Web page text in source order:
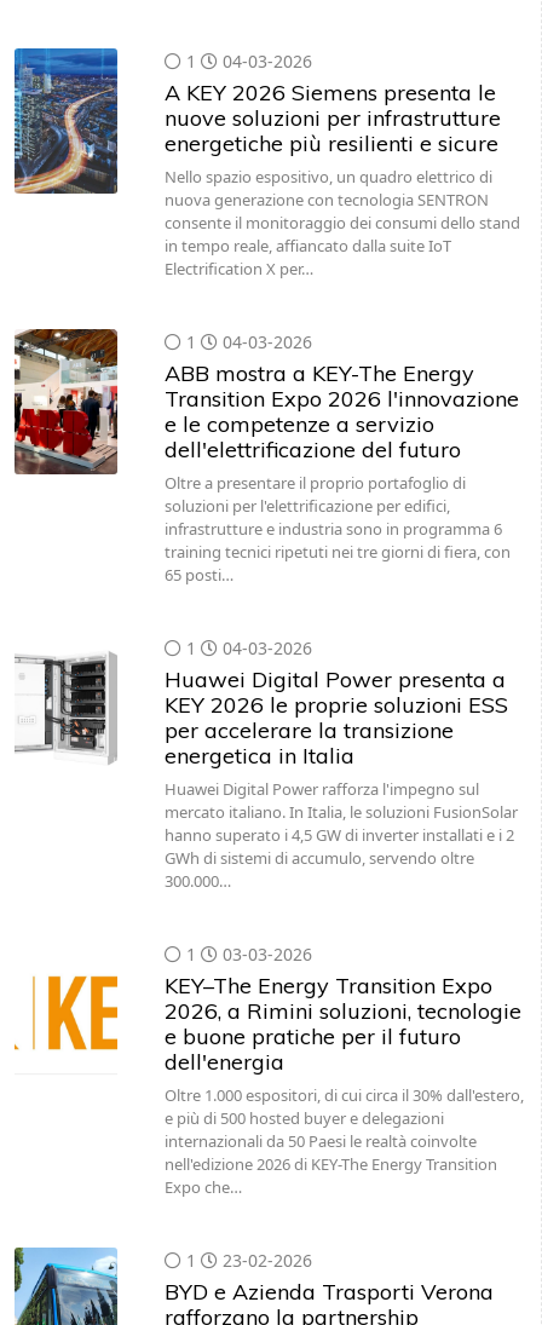
1 04-03-2026
A KEY 2026 Siemens presenta le
nuove soluzioni per infrastrutture
energetiche più resilienti e sicure
Nello spazio espositivo, un quadro elettrico di
nuova generazione con tecnologia SENTRON
consente il monitoraggio dei consumi dello stand
in tempo reale, affiancato dalla suite IoT
Electrification X per…
1 04-03-2026
ABB mostra a KEY-The Energy
Transition Expo 2026 l'innovazione
e le competenze a servizio
dell'elettrificazione del futuro
Oltre a presentare il proprio portafoglio di
soluzioni per l'elettrificazione per edifici,
infrastrutture e industria sono in programma 6
training tecnici ripetuti nei tre giorni di fiera, con
65 posti…
1 04-03-2026
Huawei Digital Power presenta a
KEY 2026 le proprie soluzioni ESS
per accelerare la transizione
energetica in Italia
Huawei Digital Power rafforza l'impegno sul
mercato italiano. In Italia, le soluzioni FusionSolar
hanno superato i 4,5 GW di inverter installati e i 2
GWh di sistemi di accumulo, servendo oltre
300.000…
1 03-03-2026
KEY–The Energy Transition Expo
2026, a Rimini soluzioni, tecnologie
e buone pratiche per il futuro
dell'energia
Oltre 1.000 espositori, di cui circa il 30% dall'estero,
e più di 500 hosted buyer e delegazioni
internazionali da 50 Paesi le realtà coinvolte
nell'edizione 2026 di KEY-The Energy Transition
Expo che…
1 23-02-2026
BYD e Azienda Trasporti Verona
rafforzano la partnership